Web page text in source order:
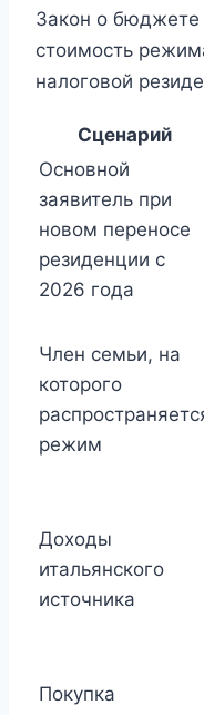
Закон о бюджете
стоимость
налоговой
Сценарий
Основной
заявитель при
новом переносе
резиденции с
2026 года
Член семьи, на
которого
режим
Доходы
итальянского
источника
Покупка